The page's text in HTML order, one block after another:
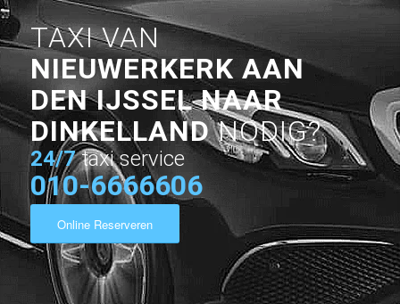
TAXI VAN
NIEUWERKERK AAN
DEN IJSSEL NAAR
DINKELLANDNODIG?
24/7 taxi service
010-6666606
Online Reserveren